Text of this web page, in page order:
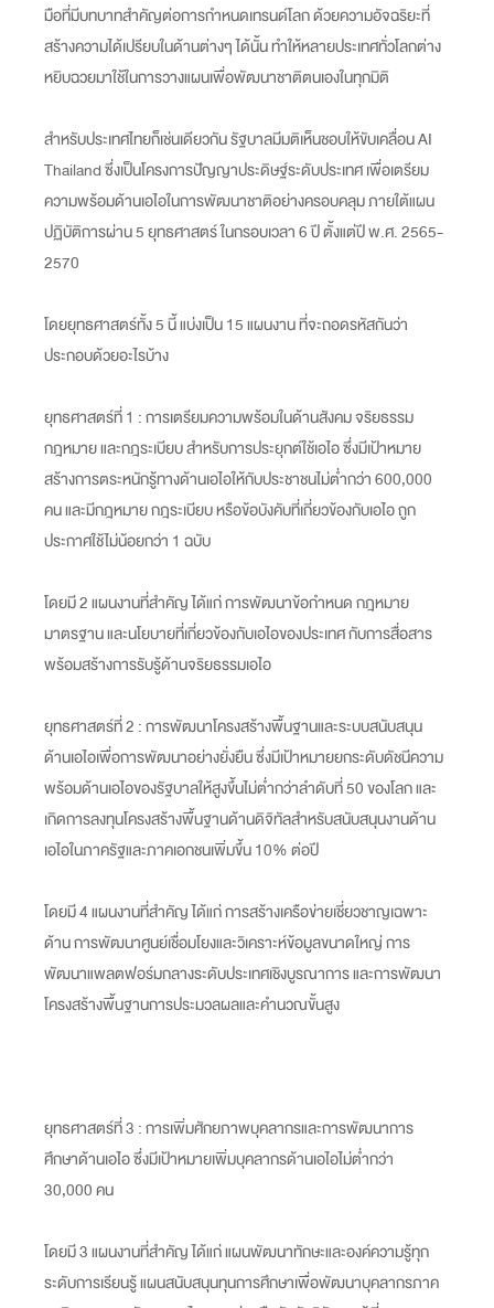
มือที่มีบทบาทสำคัญต่อการกำหนดเทรนด์โลก ด้วยความอัจฉริยะที่
สร้างความได้เปรียบในด้านต่างๆ ได้นั้น ทำให้หลายประเทศทั่วโลกต่าง
หยิบฉวยมาใช้ในการวางแผนเพื่อพัฒนาชาติตนเองในทุกมิติ
สำหรับประเทศไทยก็เช่นเดียวกัน รัฐบาลมีมติเห็นชอบให้ขับเคลื่อน AI
Thailand ซึ่งเป็นโครงการปัญญาประดิษฐ์ระดับประเทศ เพื่อเตรียม
ความพร้อมด้านเอไอในการพัฒนาชาติอย่างครอบคลุม ภายใต้แผน
ปฏิบัติการผ่าน 5 ยุทธศาสตร์ ในกรอบเวลา 6 ปี ตั้งแต่ปี พ.ศ. 2565-
2570
โดยยุทธศาสตร์ทั้ง 5 นี้ แบ่งเป็น 15 แผนงาน ที่จะถอดรหัสกันว่า
ประกอบด้วยอะไรบ้าง
ยุทธศาสตร์ที่ 1 : การเตรียมความพร้อมในด้านสังคม จริยธรรม
กฎหมาย และกฎระเบียบ สำหรับการประยุกต์ใช้เอไอ ซึ่งมีเป้าหมาย
สร้างการตระหนักรู้ทางด้านเอไอให้กับประชาชนไม่ต่ำกว่า 600,000
คน และมีกฎหมาย กฎระเบียบ หรือข้อบังคับที่เกี่ยวข้องกับเอไอ ถูก
ประกาศใช้ไม่น้อยกว่า 1 ฉบับ
โดยมี 2 แผนงานที่สำคัญ ได้แก่ การพัฒนาข้อกำหนด กฎหมาย
มาตรฐาน และนโยบายที่เกี่ยวข้องกับเอไอของประเทศ กับการสื่อสาร
พร้อมสร้างการรับรู้ด้านจริยธรรมเอไอ
ยุทธศาสตร์ที่ 2 : การพัฒนาโครงสร้างพื้นฐานและระบบสนับสนุน
ด้านเอไอเพื่อการพัฒนาอย่างยั่งยืน ซึ่งมีเป้าหมายยกระดับดัชนีความ
พร้อมด้านเอไอของรัฐบาลให้สูงขึ้นไม่ต่ำกว่าลำดับที่ 50 ของโลก และ
เกิดการลงทุนโครงสร้างพื้นฐานด้านดิจิทัลสำหรับสนับสนุนงานด้าน
เอไอในภาครัฐและภาคเอกชนเพิ่มขึ้น 10% ต่อปี
โดยมี 4 แผนงานที่สำคัญ ได้แก่ การสร้างเครือข่ายเชี่ยวชาญเฉพาะ
ด้าน การพัฒนาศูนย์เชื่อมโยงและวิเคราะห์ข้อมูลขนาดใหญ่ การ
พัฒนาแพลตฟอร์มกลางระดับประเทศเชิงบูรณาการ และการพัฒนา
โครงสร้างพื้นฐานการประมวลผลและคำนวณขั้นสูง
ยุทธศาสตร์ที่ 3 : การเพิ่มศักยภาพบุคลากรและการพัฒนาการ
ศึกษาด้านเอไอ ซึ่งมีเป้าหมายเพิ่มบุคลากรด้านเอไอไม่ต่ำกว่า
30,000 คน
โดยมี 3 แผนงานที่สำคัญ ได้แก่ แผนพัฒนาทักษะและองค์ความรู้ทุก
ระดับการเรียนรู้ แผนสนับสนุนทุนการศึกษาเพื่อพัฒนาบุคลากรภาค